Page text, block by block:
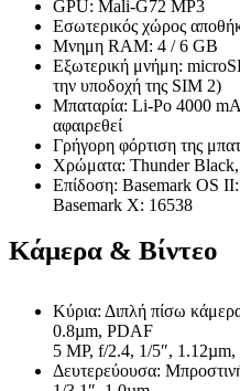
GPU: Mali-G72 MP3
Εσωτερικός χώρος
Μνημη RAM: 4 / 6 GB
Εξωτερική μνήμη:
την υποδοχή της SIM 2)
Μπαταρία: Li-Po 4000
αφαιρεθεί
Γρήγορη φόρτιση της
Χρώματα: Thunder
Eπίδοση: Basemark OS
Basemark X: 16538
Κάμερα & Βίντεο
Κύρια: Διπλή πίσω
0.8µm, PDAF
5 MP, f/2.4, 1/5″, 1.12µm,
Δευτερεύουσα: